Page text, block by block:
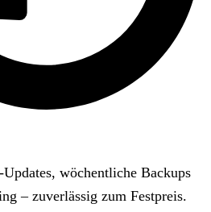
wöchentliche Backups
– zuverlässig zum Festpreis.